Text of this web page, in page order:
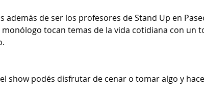
de ser los profesores de Stand Up en
tocan temas de la vida cotidiana con un
show podés disfrutar de cenar o tomar algo y